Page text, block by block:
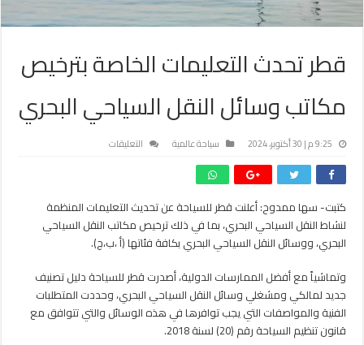
قطر تحدث التعليمات الخاصة بترخيص
مكاتب وسائل النقل السياحي البحري
9:25 م | 30 أكتوبر، 2024 سياحة عالمية التعليقات
الخاصة
بترخيص
مكاتب
النقل
البحري
مغلقة
كتبت- سها ممدوح: أعلنت قطر للسياحة عن تحديث التعليمات المنظمة
لنشاط النقل السياحي البحري، بما في ذلك ترخيص مكاتب النقل السياحي
البحري، ووسائل النقل السياحي البحري بكافة فئاتها (أ ،ب،ج).
وتماشياً مع أفضل الممارسات الدولية، أصدرت قطر للسياحة دليل تصنيف
جديد لمالكي ومشغلي وسائل النقل السياحي البحري، وحددت المتطلبات
الفنية والمواصفات التي يجب توافرها في هذه الوسائل والتي تتوافق مع
قانون تنظيم السياحة رقم (20) لسنة 2018.